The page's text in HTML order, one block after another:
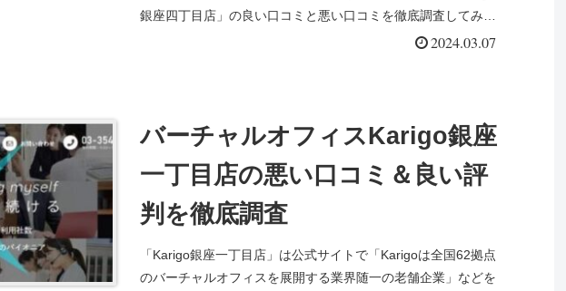
銀座四丁目店」の良い口コミと悪い口コミを徹底調査してみま
2024.03.07
バーチャルオフィスKarigo銀座
一丁目店の悪い口コミ＆良い評
判を徹底調査
「Karigo銀座一丁目店」は公式サイトで「Karigoは全国62拠点
のバーチャルオフィスを展開する業界随一の老舗企業」などを